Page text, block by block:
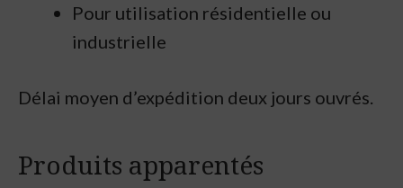
Pour utilisation résidentielle ou
industrielle
Délai moyen d’expédition deux jours ouvrés.
Produits apparentés